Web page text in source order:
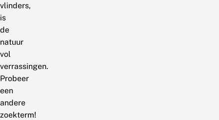
vlinders,
is
de
natuur
vol
verrassingen.
Probeer
een
andere
zoekterm!